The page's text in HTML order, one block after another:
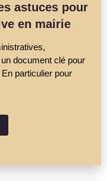
astuces pour
en mairie
document clé pour
particulier pour